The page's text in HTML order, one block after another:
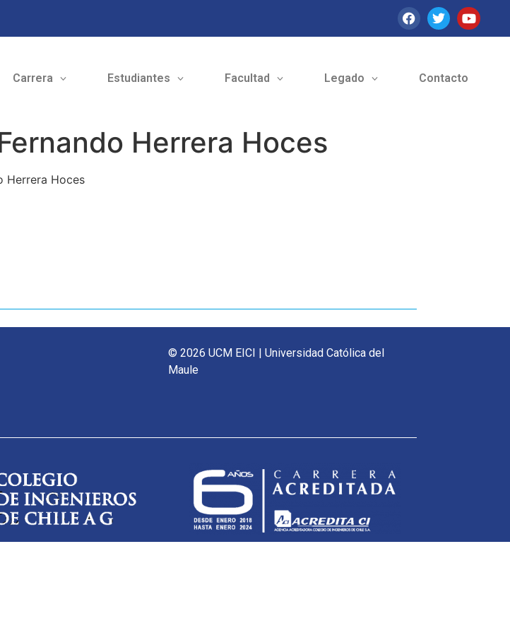
Carrera Estudiantes Facultad Legado Contacto
Herrera Hoces
Herrera Hoces
© 2026 UCM EICI | Universidad Católica del
Maule